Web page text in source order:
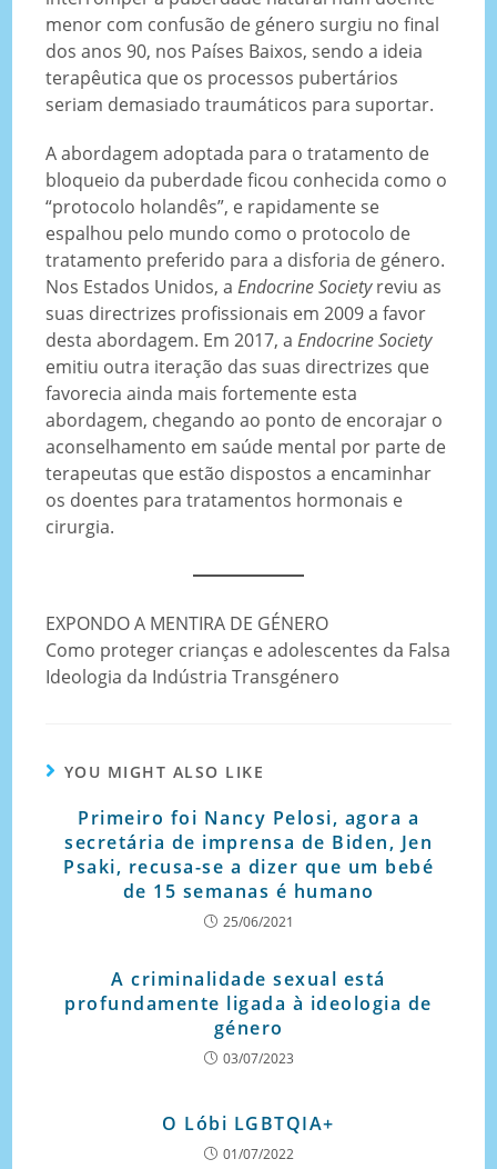
menor com confusão de género surgiu no final
dos anos 90, nos Países Baixos, sendo a ideia
terapêutica que os processos pubertários
seriam demasiado traumáticos para suportar.
A abordagem adoptada para o tratamento de
bloqueio da puberdade ficou conhecida como o
“protocolo holandês”, e rapidamente se
espalhou pelo mundo como o protocolo de
tratamento preferido para a disforia de género.
Nos Estados Unidos, aEndocrine Societyreviu as
suas directrizes profissionais em 2009 a favor
desta abordagem. Em 2017, aEndocrine Society
emitiu outra iteração das suas directrizes que
favorecia ainda mais fortemente esta
abordagem, chegando ao ponto de encorajar o
aconselhamento em saúde mental por parte de
terapeutas que estão dispostos a encaminhar
os doentes para tratamentos hormonais e
cirurgia.
EXPONDO A MENTIRA DE GÉNERO
Como proteger crianças e adolescentes da Falsa
Ideologia da Indústria Transgénero
YOU MIGHT ALSO LIKE
Primeiro foi Nancy Pelosi, agora a
secretária de imprensa de Biden, Jen
Psaki, recusa-se a dizer que um bebé
de 15 semanas é humano
25/06/2021
A criminalidade sexual está
profundamente ligada à ideologia de
género
03/07/2023
O Lóbi LGBTQIA+
01/07/2022